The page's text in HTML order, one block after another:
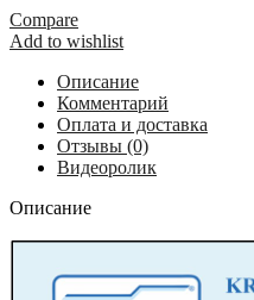
платформой
2х5
,
ширина
600
мм,
угол
наклона
KRAUSE
Compare
Add to wishlist
Описание
Комментарий
Оплата и доставка
Отзывы (0)
Видеоролик
Описание